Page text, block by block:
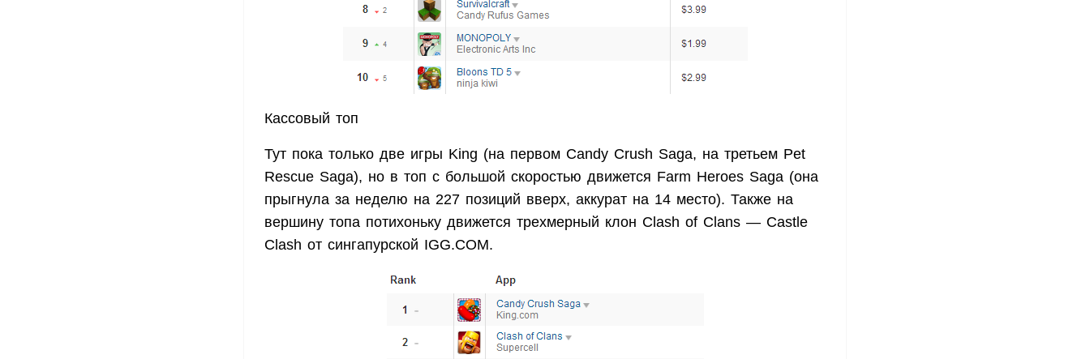
Кассовый топ
Тут пока только две игры King (на первом Candy Crush Saga, на третьем Pet
Rescue Saga), но в топ с большой скоростью движется Farm Heroes Saga (она
прыгнула за неделю на 227 позиций вверх, аккурат на 14 место). Также на
вершину топа потихоньку движется трехмерный клон Clash of Clans — Castle
Clash от сингапурской IGG.COM.